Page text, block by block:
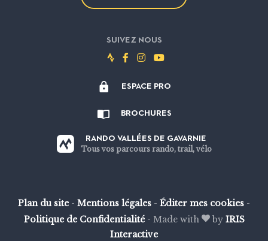
SUIVEZ NOUS
Suivez-
Strava
Suivez-
Facebook
Suivez-
Instagram
Suivez-
Youtube
ESPACE PRO
BROCHURES
RANDO VALLÉES DE GAVARNIE
Tous vos parcours rando, trail, vélo
Plan du site - Mentions légales - Éditer mes cookies -
Politique de Confidentialité - Made with by IRIS
Interactive